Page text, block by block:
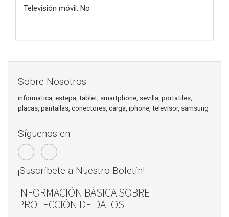
Televisión móvil: No
Sobre Nosotros
informatica, estepa, tablet, smartphone, sevilla, portatiles,
placas, pantallas, conectores, carga, iphone, televisor, samsung
Síguenos en:
¡Suscríbete a Nuestro Boletín!
INFORMACIÓN BÁSICA SOBRE
PROTECCIÓN DE DATOS